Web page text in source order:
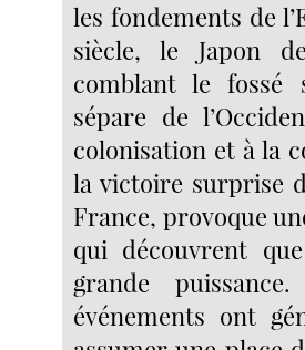
les fondements de
siècle, le Japon
comblant le fossé
sépare de
colonisation et à la
la victoire surprise
France, provoque
qui découvrent
grande
événements ont